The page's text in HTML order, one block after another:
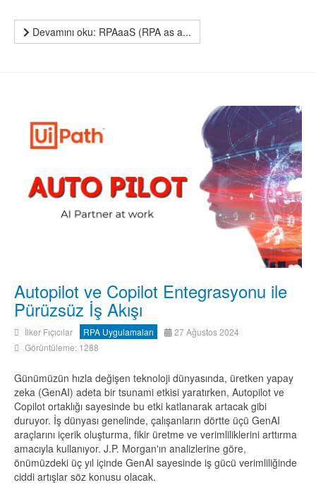
Devamını oku: RPAaaS (RPA as a...
Autopilot ve Copilot Entegrasyonu ile
Pürüzsüz İş Akışı
İlker Fıçıcılar RPA Uygulamaları
27 Ağustos 2024
Görüntüleme: 1288
Günümüzün hızla değişen teknoloji dünyasında, üretken yapay
zeka (GenAI) adeta bir tsunami etkisi yaratırken, Autopilot ve
Copilot ortaklığı sayesinde bu etki katlanarak artacak gibi
duruyor. İş dünyası genelinde, çalışanların dörtte üçü GenAI
araçlarını içerik oluşturma, fikir üretme ve verimliliklerini arttırma
amacıyla kullanıyor. J.P. Morgan'ın analizlerine göre,
önümüzdeki üç yıl içinde GenAI sayesinde iş gücü verimliliğinde
ciddi artışlar söz konusu olacak.